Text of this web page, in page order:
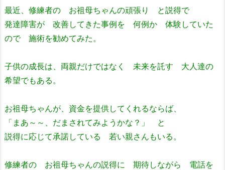
最近、修練者の お祖母ちゃんの頑張り と説得で
発達障害が 改善してきた事例を 何例か 体験していた
ので 施術を勧めてみた。
子供の成長は、両親だけではなく 未来を託す 大人達の
希望でもある。
お祖母ちゃんが、資金を提供してくれるならば、
「まあ～～、だまされてみようかな？」 と
説得に応じて承諾している 若い親さんもいる。
修練者の お祖母ちゃんの説得に 期待しながら 電話を